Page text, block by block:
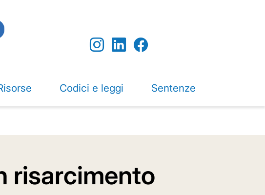
Codici e leggi Sentenze
risarcimento